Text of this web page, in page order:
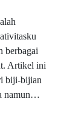
berbagai
Artikel ini
biji-bijian
namun…